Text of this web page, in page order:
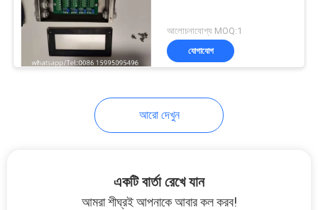
আলোচনাযোগ্য MOQ:1
যোগাযোগ
আরো দেখুন
একটি বার্তা রেখে যান
আমরা শীঘ্রই আপনাকে আবার কল করব!